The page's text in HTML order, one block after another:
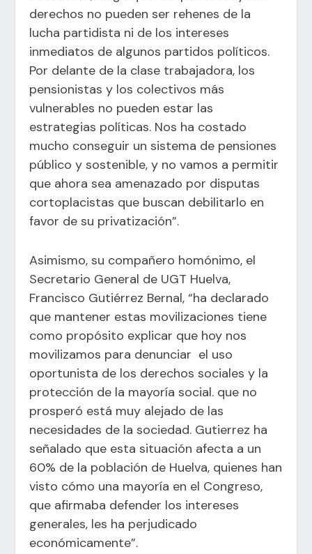
derechos no pueden ser rehenes de la
lucha partidista ni de los intereses
inmediatos de algunos partidos políticos.
Por delante de la clase trabajadora, los
pensionistas y los colectivos más
vulnerables no pueden estar las
estrategias políticas. Nos ha costado
mucho conseguir un sistema de pensiones
público y sostenible, y no vamos a permitir
que ahora sea amenazado por disputas
cortoplacistas que buscan debilitarlo en
favor de su privatización”.
Asimismo, su compañero homónimo, el
Secretario General de UGT Huelva,
Francisco Gutiérrez Bernal, “ha declarado
que mantener estas movilizaciones tiene
como propósito explicar que hoy nos
movilizamos para denunciar el uso
oportunista de los derechos sociales y la
protección de la mayoría social. que no
prosperó está muy alejado de las
necesidades de la sociedad. Gutierrez ha
señalado que esta situación afecta a un
60% de la población de Huelva, quienes han
visto cómo una mayoría en el Congreso,
que afirmaba defender los intereses
generales, les ha perjudicado
económicamente”.